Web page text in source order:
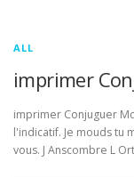
ALL
imprimer
imprimer Conjuguer
l'indicatif. Je mouds tu
vous. J Anscombre L